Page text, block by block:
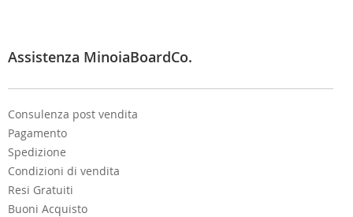
e
:
Assistenza MinoiaBoardCo.
Consulenza post vendita
Pagamento
Spedizione
Condizioni di vendita
Resi Gratuiti
Buoni Acquisto